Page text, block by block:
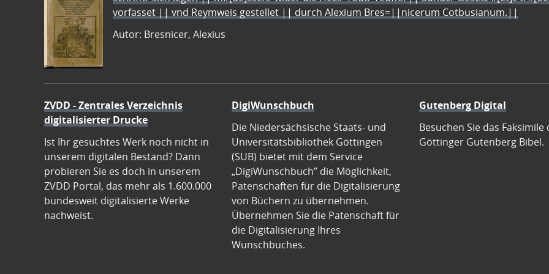
vorfasset || vnd Reymweis gestellet || durch Alexium Bres=||nicerum Cotbusianum.||
Autor: Bresnicer, Alexius
ZVDD - Zentrales Verzeichnis
digitalisierter Drucke
Ist Ihr gesuchtes Werk noch nicht in
unserem digitalen Bestand? Dann
probieren Sie es doch in unserem
ZVDD Portal, das mehr als 1.600.000
bundesweit digitalisierte Werke
nachweist.
DigiWunschbuch
Die Niedersächsische Staats- und
Universitätsbibliothek Göttingen
(SUB) bietet mit dem Service
„DigiWunschbuch” die Möglichkeit,
Patenschaften für die Digitalisierung
von Büchern zu übernehmen.
Übernehmen Sie die Patenschaft für
die Digitalisierung Ihres
Wunschbuches.
Gutenberg Digital
Besuchen Sie das Faksimile
Göttinger Gutenberg Bibel.